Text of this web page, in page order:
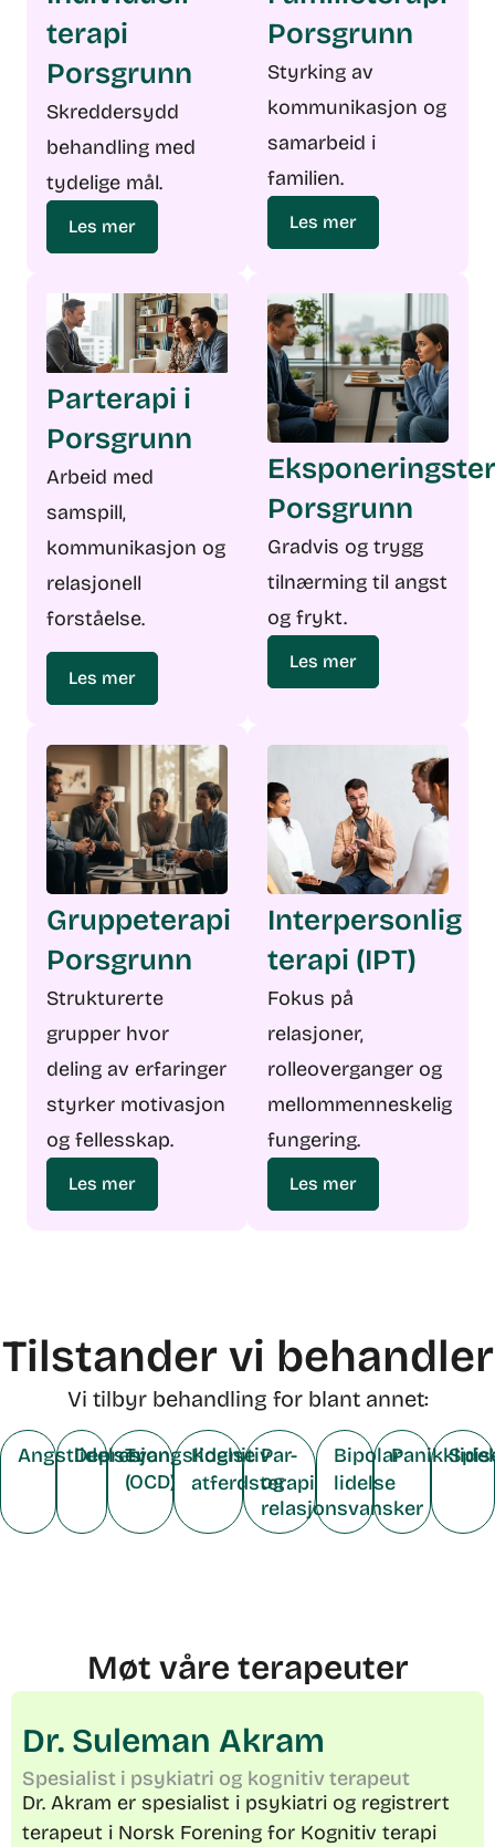
terapi
Porsgrunn
Skreddersydd
behandling med
tydelige mål.
Les mer
Porsgrunn
Styrking av
kommunikasjon og
samarbeid i
familien.
Les mer
Parterapi i
Porsgrunn
Arbeid med
samspill,
kommunikasjon og
relasjonell
forståelse.
Les mer
Porsgrunn
Gradvis og trygg
tilnærming til angst
og frykt.
Les mer
Gruppeterapi
Porsgrunn
Strukturerte
grupper hvor
deling av erfaringer
styrker motivasjon
og fellesskap.
Les mer
Interpersonlig
terapi (IPT)
Fokus på
relasjoner,
rolleoverganger og
mellommenneskelig
fungering.
Les mer
Tilstander vi behandler
Vi tilbyr behandling for blant annet:
Angstlidelser
DepresjonTvangslidelse
(OCD)
Kognitiv
atferdsterapi
Par-
og
relasjonsvansker
Bipolar
lidelse
Møt våre terapeuter
Dr. Suleman Akram
Spesialist i psykiatri og kognitiv terapeut
Dr. Akram er spesialist i psykiatri og registrert
terapeut i Norsk Forening for Kognitiv terapi